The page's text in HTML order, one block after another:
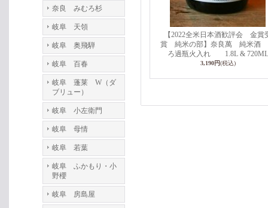
奈良 みむろ杉
岐阜 天領
岐阜 奥飛騨
岐阜 百春
岐阜 蓬莱 W（ダ
ブリュー）
岐阜 小左衛門
岐阜 母情
岐阜 若葉
岐阜 ふかもり・小
野櫻
岐阜 房島屋
【2022全米日本酒歓評会 金賞
賞 純米の部】奈良萬 純米酒
ろ過瓶火入れ 1.8L & 720ML
3,190円(税込)